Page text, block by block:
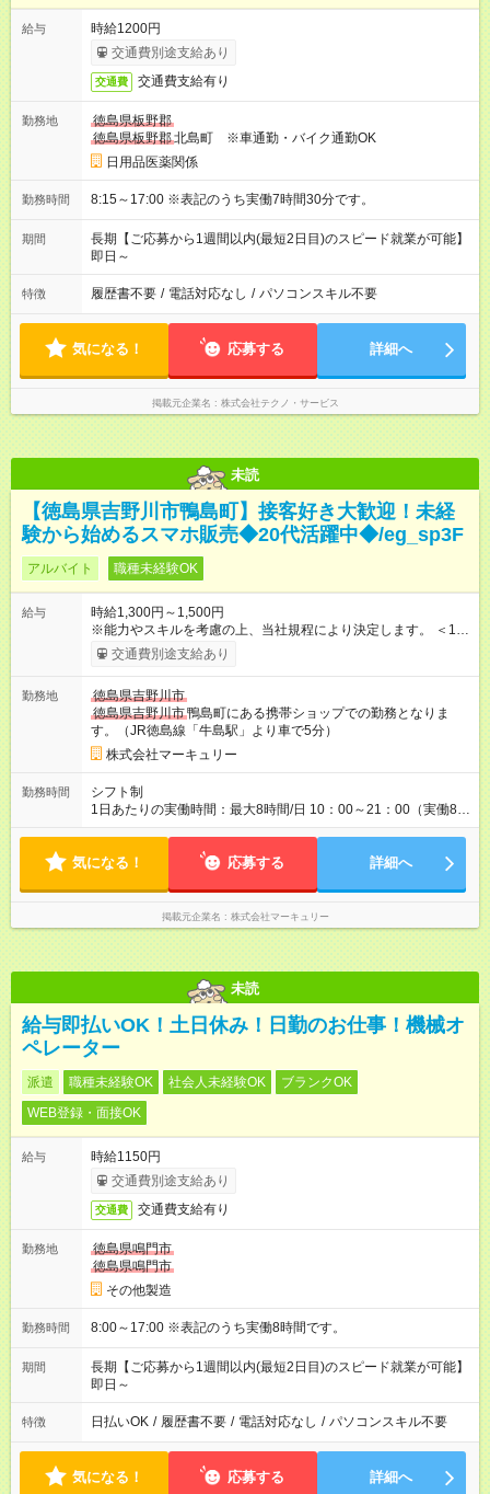
給与
時給1200円
交通費別途支給あり
交通費 交通費支給有り
勤務地
徳島県板野郡
徳島県板野郡北島町 ※車通勤・バイク通勤OK
日用品医薬関係
勤務時間 8:15～17:00 ※表記のうち実働7時間30分です。
期間
長期【ご応募から1週間以内(最短2日目)のスピード就業が可能】
即日～
特徴 履歴書不要 / 電話対応なし / パソコンスキル不要
気になる！ 応募する 詳細へ
掲載元企業名 株式会社テクノ・サービス
未読
【徳島県吉野川市鴨島町】接客好き大歓迎！未経
験から始めるスマホ販売◆20代活躍中◆/eg_sp3F
アルバイト 職種未経験OK
給与
時給1,300円～1,500円
※能力やスキルを考慮の上、当社規程により決定します。 ＜1人
ひとりの成長・頑張りを評価＞ 毎年半期ごとに評価制度を実施
し、ビジネスマナーやコンプライアンスなどの項目ごとに目標
アップも叶えています。 1人ひとりの成長や頑張りに対してもし
っかり還元をしていく制度が確立しています！ 【試用期間】試
用期間なし
交通費別途支給あり
勤務地
徳島県吉野川市
徳島県吉野川市鴨島町にある携帯ショップでの勤務となりま
す。（JR徳島線「牛島駅」より車で5分）
株式会社マーキュリー
勤務時間
シフト制
1日あたりの実働時間：最大8時間/日 10：00～21：00（実働8時
間／休憩1時間） ＜シフト例＞ 10：00～19：00 12：00～21：
の両立も叶います！
気になる！ 応募する 詳細へ
掲載元企業名 株式会社マーキュリー
未読
給与即払いOK！土日休み！日勤のお仕事！機械オ
ペレーター
派遣 職種未経験OK 社会人未経験OK
ブランクOK
WEB登録・面接OK
給与
時給1150円
交通費別途支給あり
交通費 交通費支給有り
勤務地
徳島県鳴門市
徳島県鳴門市
その他製造
勤務時間 8:00～17:00 ※表記のうち実働8時間です。
期間
長期【ご応募から1週間以内(最短2日目)のスピード就業が可能】
即日～
特徴 日払いOK / 履歴書不要 / 電話対応なし / パソコンスキル不要
気になる！ 応募する 詳細へ